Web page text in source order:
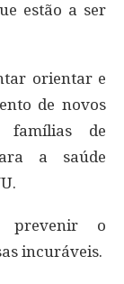
estão a ser
orientar e
de novos
famílias de
a saúde
prevenir o
incuráveis.